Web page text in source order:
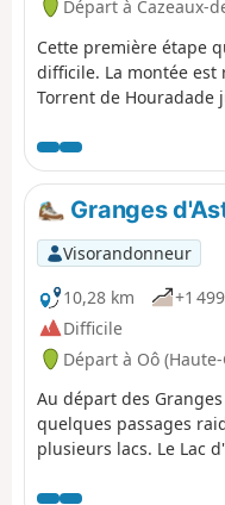
Départ à Cazeaux-
Cette première étape
difficile. La montée
Torrent de Houradade
atteindre la Cabane
peu son souffle avant
les nombreux lacets
pompage puis au
l'accueil fera vite
Granges
Visorandonneur
10,28 km
+1
Difficile
Départ à Oô
Au départ des
quelques passages
plusieurs lacs. Le Lac
éventuellement des